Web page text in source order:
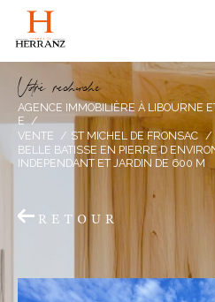
Vore recece
AGENCE IMMOBILIÈRE À LIBOURNE
E
VENTE
ST MICHEL DE FRONSAC
BELLE BATISSE EN PIERRE D
INDEPENDANT ET JARDIN DE 600 M
RETOUR